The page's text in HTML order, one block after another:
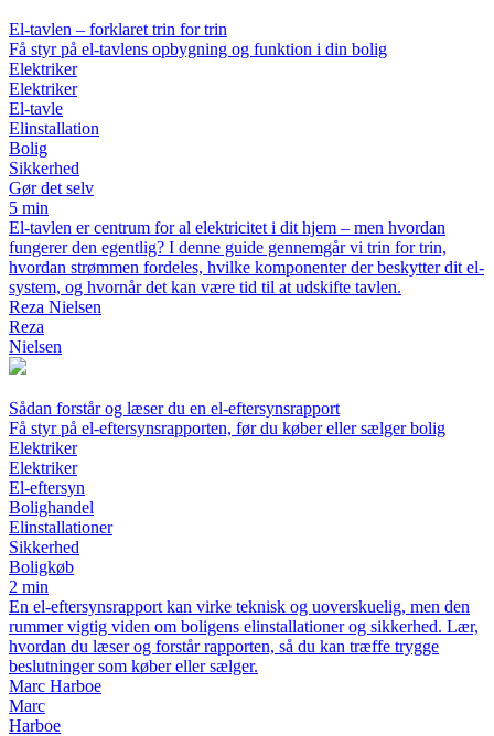
El-tavlen – forklaret trin for trin
Få styr på el-tavlens opbygning og funktion i din bolig
Elektriker
Elektriker
El-tavle
Elinstallation
Bolig
Sikkerhed
Gør det selv
5 min
El-tavlen er centrum for al elektricitet i dit hjem – men hvordan
fungerer den egentlig? I denne guide gennemgår vi trin for trin,
hvordan strømmen fordeles, hvilke komponenter der beskytter dit el-
system, og hvornår det kan være tid til at udskifte tavlen.
Reza Nielsen
Reza
Nielsen
Sådan forstår og læser du en el-eftersynsrapport
Få styr på el-eftersynsrapporten, før du køber eller sælger bolig
Elektriker
Elektriker
El-eftersyn
Bolighandel
Elinstallationer
Sikkerhed
Boligkøb
2 min
En el-eftersynsrapport kan virke teknisk og uoverskuelig, men den
rummer vigtig viden om boligens elinstallationer og sikkerhed. Lær,
hvordan du læser og forstår rapporten, så du kan træffe trygge
beslutninger som køber eller sælger.
Marc Harboe
Marc
Harboe